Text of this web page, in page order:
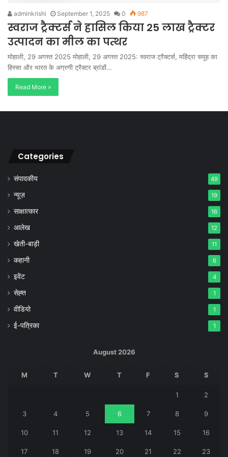
adminkrishi September 1, 2025 0 987
स्वराज ट्रैक्टर्स ने हासिल किया 25 लाख ट्रैक्टर
उत्पादन का मील का पत्थर
मोहाली, 29 अगस्त 2025 मोहाली, 29 अगस्त 2025: स्वराज ट्रैक्टर्स, महिंद्रा समूह का
हिस्सा और भारत के अग्रणी ट्रैक्टर ब्रांडों…
Read More »
Categories
संपादकीय 49
न्यूज़ 19
साक्षात्कार 16
आलेख 12
खेती-बाड़ी 11
कहानी 6
इवेंट 4
सेह्त 1
वीडियो 1
ई-पत्रिका 1
August 2026
M T W T F S S
1 2
3 4 5 6 7 8 9
10 11 12 13 14 15 16
17 18 19 20 21 22 23